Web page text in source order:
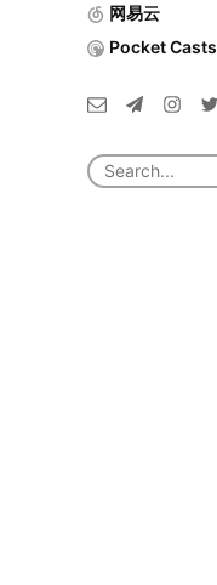
网易云
Pocket Casts